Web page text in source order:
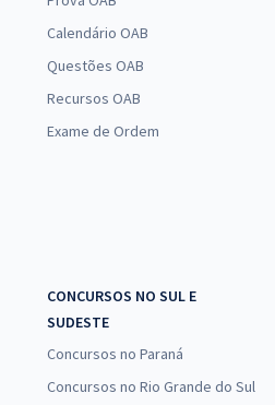
Calendário OAB
Questões OAB
Recursos OAB
Exame de Ordem
CONCURSOS NO SUL E
SUDESTE
Concursos no Paraná
Concursos no Rio Grande do Sul